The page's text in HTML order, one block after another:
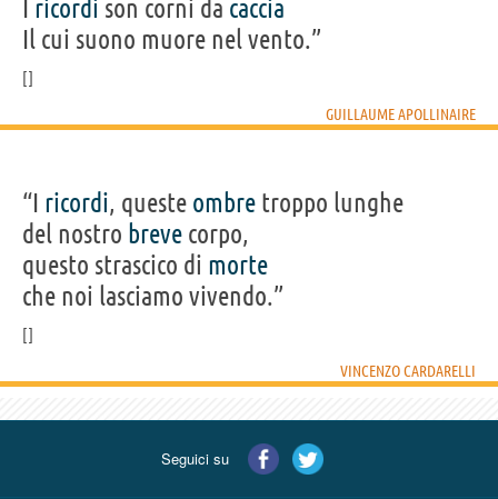
I ricordi son corni da caccia
Il cui suono muore nel vento.”
GUILLAUME APOLLINAIRE
“I ricordi, queste ombre troppo lunghe
del nostro breve corpo,
questo strascico di morte
che noi lasciamo vivendo.”
VINCENZO CARDARELLI
Seguici su